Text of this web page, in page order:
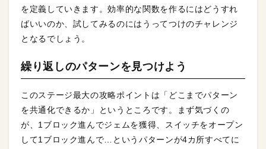
を定義していきます。効率的な関数を作るにはどうすれ
ばいいのか、試してみるのにはうってつけのチャレンジ
となるでしょう。
繰り返しのパターンを見つけよう
このステージ最大の攻略ポイントは「どこまでパターン
を共通化できるか」というところです。まず気づくの
が、1ブロック進んでジェムを獲得、スイッチをオープン
して1ブロック進んで…というパターンが4カ所すべてに